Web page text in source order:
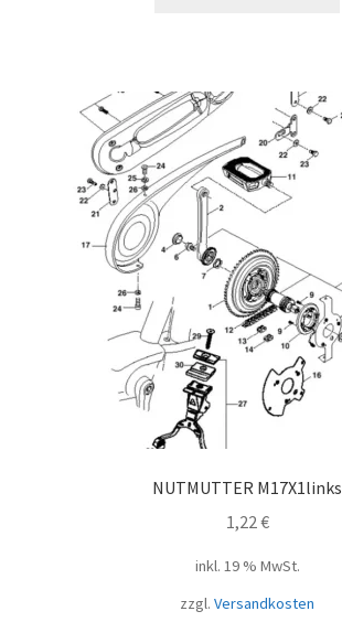
NUTMUTTER M17X1links
1,22 €
inkl. 19 % MwSt.
zzgl. Versandkosten